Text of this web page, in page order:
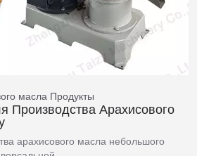
масла Продукты
Арахисового
арахисового масла небольшого